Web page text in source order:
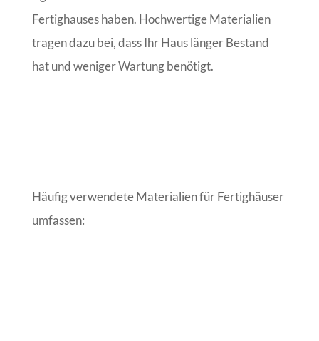
Fertighauses haben. Hochwertige Materialien
tragen dazu bei, dass Ihr Haus länger Bestand
hat und weniger Wartung benötigt.
Häufig verwendete Materialien für Fertighäuser
umfassen: